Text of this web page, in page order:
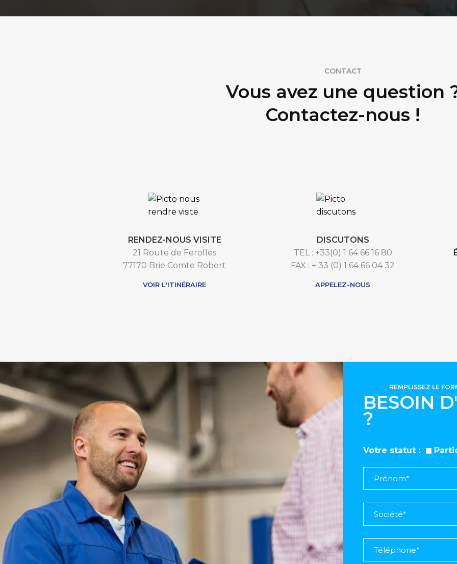
CONTACT
Vous avez une question
Contactez-nous !
RENDEZ-NOUS VISITE
21 Route de Ferolles
77170 Brie Comte Robert
VOIR L'ITINÉRAIRE
DISCUTONS
TEL : +33(0) 1 64 66 16 80
FAX : + 33 (0) 1 64 66 04 32
APPELEZ-NOUS
BESOIN
?
REMPLISSEZ LE
Votre statut